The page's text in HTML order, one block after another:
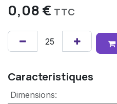
0,08€ TTC
Caracteristiques
Dimensions: